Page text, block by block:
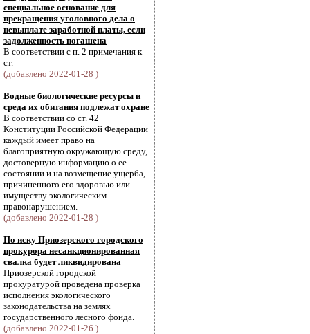
специальное основание для
прекращения уголовного дела о
невыплате заработной платы, если
задолженность погашена
В соответствии с п. 2 примечания к
ст.
(добавлено 2022-01-28 )
Водные биологические ресурсы и
среда их обитания подлежат охране
В соответствии со ст. 42
Конституции Российской Федерации
каждый имеет право на
благоприятную окружающую среду,
достоверную информацию о ее
состоянии и на возмещение ущерба,
причиненного его здоровью или
имуществу экологическим
правонарушением.
(добавлено 2022-01-28 )
По иску Приозерского городского
прокурора несанкционированная
свалка будет ликвидирована
Приозерской городской
прокуратурой проведена проверка
исполнения экологического
законодательства на землях
государственного лесного фонда.
(добавлено 2022-01-26 )